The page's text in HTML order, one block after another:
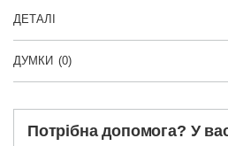
ДЕТАЛІ
ДУМКИ (0)
Потрібна допомога? У